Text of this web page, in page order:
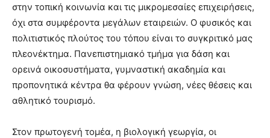
στην τοπική κοινωνία και τις μικρομεσαίες επιχειρήσεις,
όχι στα συμφέροντα μεγάλων εταιρειών. Ο φυσικός και
πολιτιστικός πλούτος του τόπου είναι το συγκριτικό μας
πλεονέκτημα. Πανεπιστημιακό τμήμα για δάση και
ορεινά οικοσυστήματα, γυμναστική ακαδημία και
προπονητικά κέντρα θα φέρουν γνώση, νέες θέσεις και
αθλητικό τουρισμό.
Στον πρωτογενή τομέα, η βιολογική γεωργία, οι